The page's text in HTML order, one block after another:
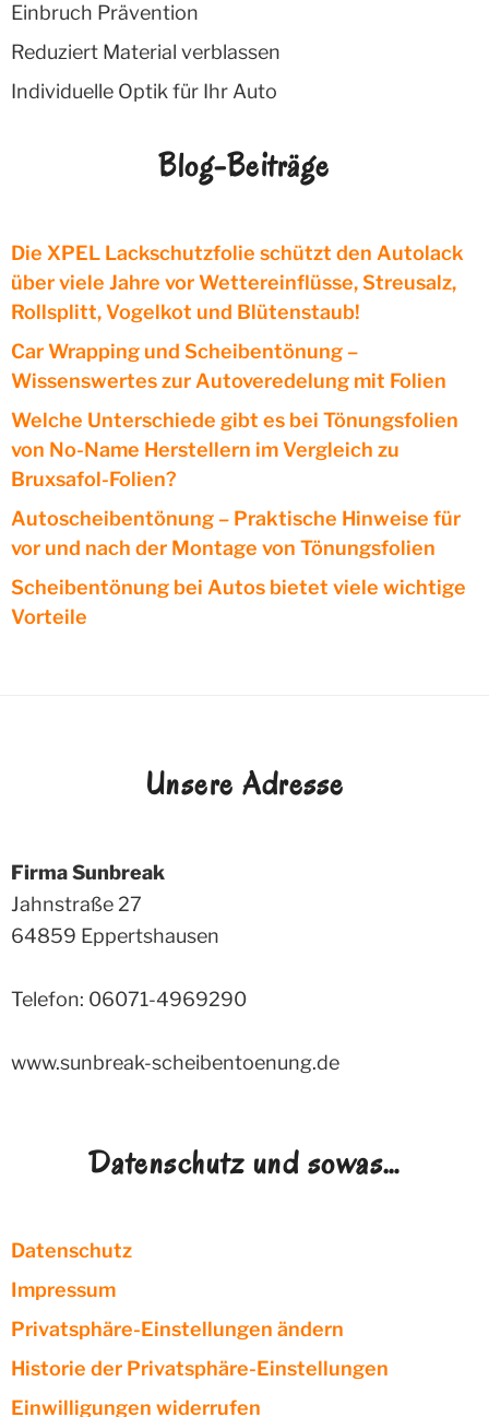
Einbruch Prävention
Reduziert Material verblassen
Individuelle Optik für Ihr Auto
Blog-Beiträge
Die XPEL Lackschutzfolie schützt den Autolack
über viele Jahre vor Wettereinflüsse, Streusalz,
Rollsplitt, Vogelkot und Blütenstaub!
Car Wrapping und Scheibentönung –
Wissenswertes zur Autoveredelung mit Folien
Welche Unterschiede gibt es bei Tönungsfolien
von No-Name Herstellern im Vergleich zu
Bruxsafol-Folien?
Autoscheibentönung – Praktische Hinweise für
vor und nach der Montage von Tönungsfolien
Scheibentönung bei Autos bietet viele wichtige
Vorteile
Unsere Adresse
Firma Sunbreak
Jahnstraße 27
64859 Eppertshausen
Telefon: 06071-4969290
www.sunbreak-scheibentoenung.de
Datenschutz und sowas…
Datenschutz
Impressum
Privatsphäre-Einstellungen ändern
Historie der Privatsphäre-Einstellungen
Einwilligungen widerrufen